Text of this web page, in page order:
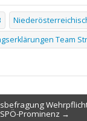
Team
Prominenz →